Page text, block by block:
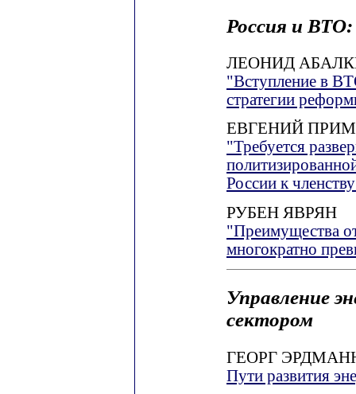
Россия и
ЛЕОНИД
"Вступление в
стратегии
ЕВГЕНИЙ
"Требуется
России к
РУБЕН ЯВРЯН
"Преимущества
многократно
Управление
сектором
ГЕОРГ
Пути развития